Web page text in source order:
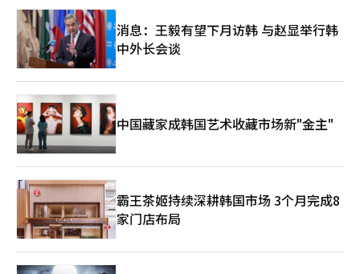
消息：王毅有望下月访韩 与赵显举行韩
中外长会谈
中国藏家成韩国艺术收藏市场新"金主"
霸王茶姬持续深耕韩国市场 3个月完成8
家门店布局